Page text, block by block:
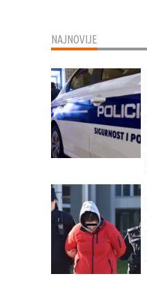
NAJNOVIJE